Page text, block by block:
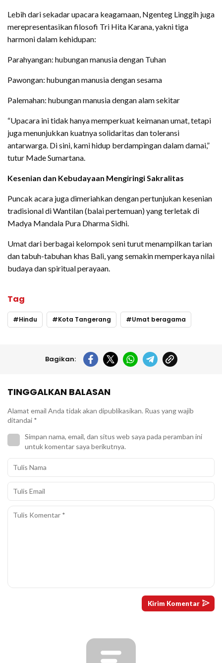
Lebih dari sekadar upacara keagamaan, Ngenteg Linggih juga
merepresentasikan filosofi Tri Hita Karana, yakni tiga
harmoni dalam kehidupan:
Parahyangan: hubungan manusia dengan Tuhan
Pawongan: hubungan manusia dengan sesama
Palemahan: hubungan manusia dengan alam sekitar
“Upacara ini tidak hanya memperkuat keimanan umat, tetapi
juga menunjukkan kuatnya solidaritas dan toleransi
antarwarga. Di sini, kami hidup berdampingan dalam damai,”
tutur Made Sumartana.
Kesenian dan Kebudayaan Mengiringi Sakralitas
Puncak acara juga dimeriahkan dengan pertunjukan kesenian
tradisional di Wantilan (balai pertemuan) yang terletak di
Madya Mandala Pura Dharma Sidhi.
Umat dari berbagai kelompok seni turut menampilkan tarian
dan tabuh-tabuhan khas Bali, yang semakin memperkaya nilai
budaya dan spiritual perayaan.
Tag
Hindu Kota Tangerang Umat beragama
Bagikan:
TINGGALKAN BALASAN
Alamat email Anda tidak akan dipublikasikan. Ruas yang wajib
ditandai *
Simpan nama, email, dan situs web saya pada peramban ini
untuk komentar saya berikutnya.